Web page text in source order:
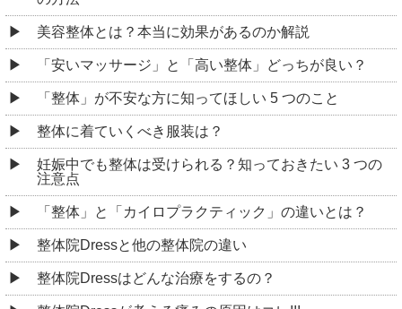
美容整体とは？本当に効果があるのか解説
「安いマッサージ」と「高い整体」どっちが良い？
「整体」が不安な方に知ってほしい 5 つのこと
整体に着ていくべき服装は？
妊娠中でも整体は受けられる？知っておきたい 3 つの
注意点
「整体」と「カイロプラクティック」の違いとは？
整体院Dressと他の整体院の違い
整体院Dressはどんな治療をするの？